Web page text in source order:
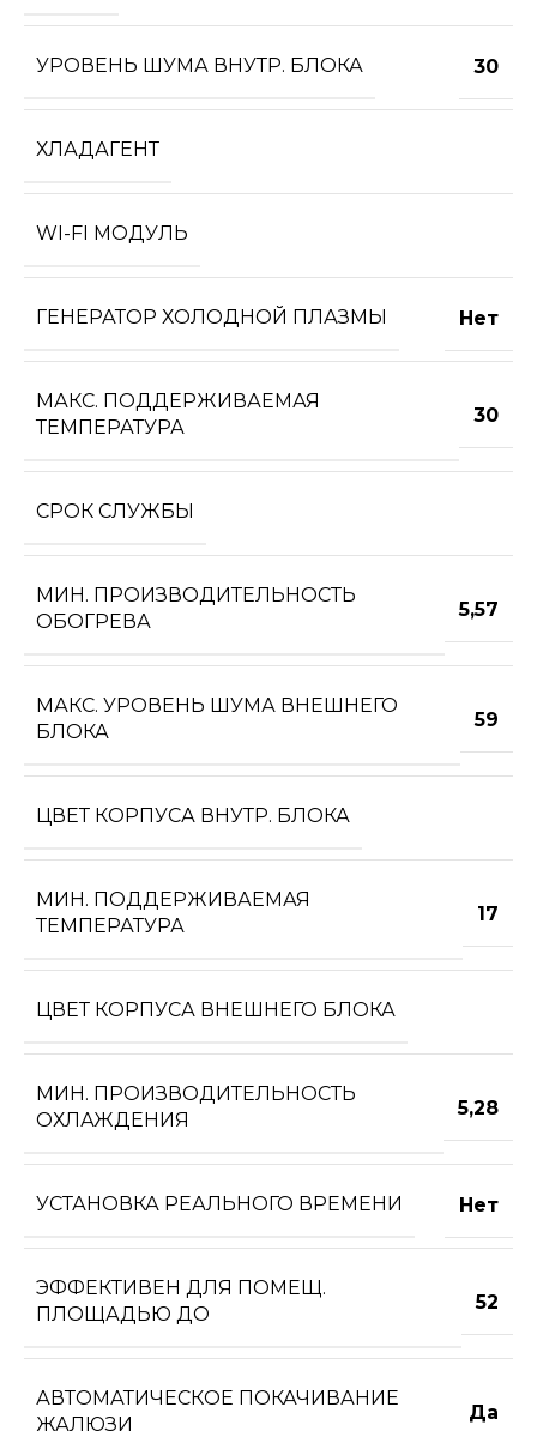
УРОВЕНЬ ШУМА ВНУТР. БЛОКА 30
ХЛАДАГЕНТ
WI-FI МОДУЛЬ
ГЕНЕРАТОР ХОЛОДНОЙ ПЛАЗМЫ Нет
МАКС. ПОДДЕРЖИВАЕМАЯ
ТЕМПЕРАТУРА
30
СРОК СЛУЖБЫ
МИН. ПРОИЗВОДИТЕЛЬНОСТЬ
ОБОГРЕВА
5,57
МАКС. УРОВЕНЬ ШУМА ВНЕШНЕГО
БЛОКА
59
ЦВЕТ КОРПУСА ВНУТР. БЛОКА
МИН. ПОДДЕРЖИВАЕМАЯ
ТЕМПЕРАТУРА
17
ЦВЕТ КОРПУСА ВНЕШНЕГО БЛОКА
МИН. ПРОИЗВОДИТЕЛЬНОСТЬ
ОХЛАЖДЕНИЯ
5,28
УСТАНОВКА РЕАЛЬНОГО ВРЕМЕНИ Нет
ЭФФЕКТИВЕН ДЛЯ ПОМЕЩ.
ПЛОЩАДЬЮ ДО
52
АВТОМАТИЧЕСКОЕ ПОКАЧИВАНИЕ
ЖАЛЮЗИ
Да